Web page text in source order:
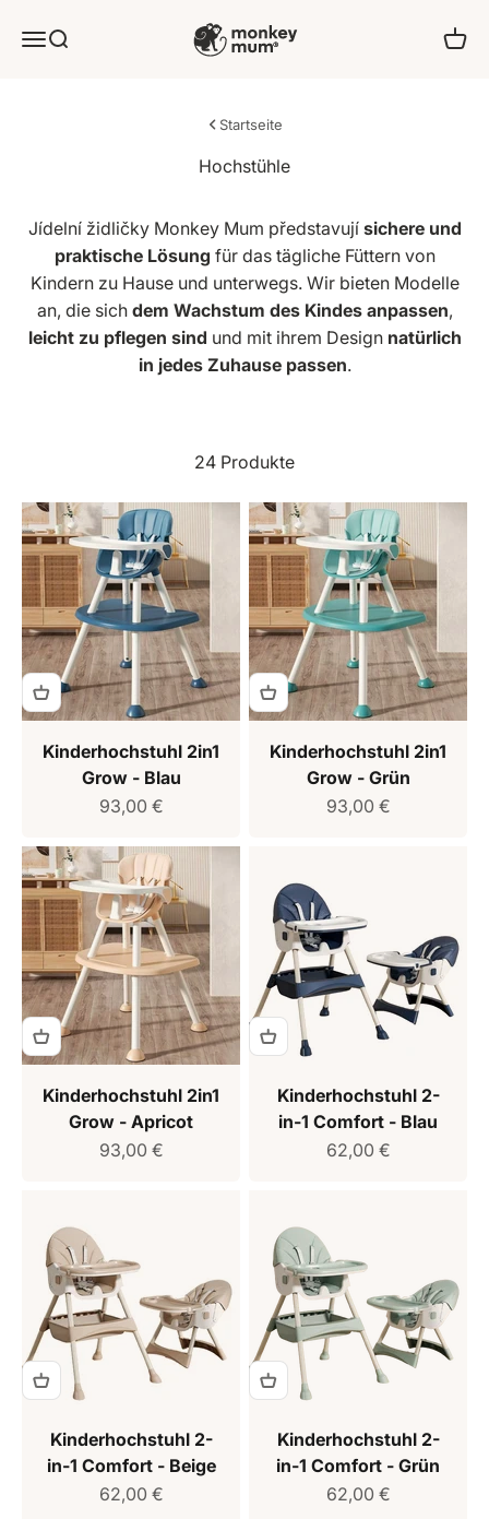
Angebot
Suchen Monkey Mum
Startseite
Jídelní židličky Monkey Mum představují sichere und
praktische Lösung für das tägliche Füttern von
Kindern zu Hause und unterwegs. Wir bieten Modelle
an, die sich dem Wachstum des Kindes anpassen,
leicht zu pflegen sind und mit ihrem Design natürlich
in jedes Zuhause passen.
24 Produkte
Kinderhochstuhl 2in1
Grow - Blau
Verkaufspreis
93,00 €
Kinderhochstuhl 2in1
Grow - Grün
Verkaufspreis
93,00 €
Kinderhochstuhl 2in1
Grow - Apricot
Verkaufspreis
93,00 €
Kinderhochstuhl 2-
in-1 Comfort - Blau
Verkaufspreis
62,00 €
Kinderhochstuhl 2-
in-1 Comfort - Beige
Verkaufspreis
62,00 €
Kinderhochstuhl 2-
in-1 Comfort - Grün
Verkaufspreis
62,00 €